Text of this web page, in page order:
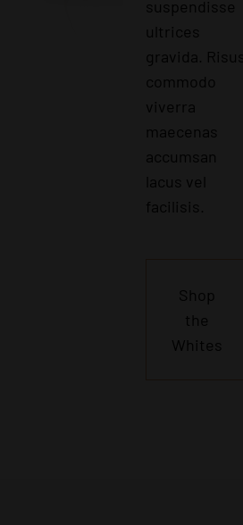
suspendisse
ultrices
gravida. Risus
commodo
viverra
maecenas
accumsan
lacus vel
facilisis.
Shop
the
Whites